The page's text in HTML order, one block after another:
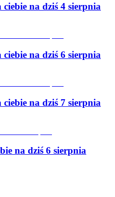
na dziś 4 sierpnia
na dziś 6 sierpnia
na dziś 7 sierpnia
na dziś 6 sierpnia